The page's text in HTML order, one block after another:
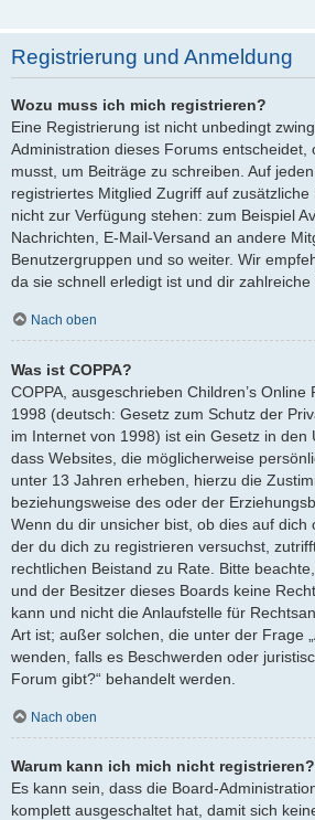
Registrierung und Anmeldung
Wozu muss ich mich registrieren?
Eine Registrierung ist nicht unbedingt
Administration dieses Forums entscheidet,
musst, um Beiträge zu schreiben. Auf
registriertes Mitglied Zugriff auf
nicht zur Verfügung stehen: zum Beispiel
Nachrichten, E-Mail-Versand an andere
Benutzergruppen und so weiter. Wir
da sie schnell erledigt ist und dir zahlreiche
Nach oben
Was ist COPPA?
COPPA, ausgeschrieben Children’s Online
1998 (deutsch: Gesetz zum Schutz der
im Internet von 1998) ist ein Gesetz in den
dass Websites, die möglicherweise
unter 13 Jahren erheben, hierzu die
beziehungsweise des oder der
Wenn du dir unsicher bist, ob dies auf dich
der du dich zu registrieren versuchst,
rechtlichen Beistand zu Rate. Bitte
und der Besitzer dieses Boards keine
kann und nicht die Anlaufstelle für
Art ist; außer solchen, die unter der Frage
wenden, falls es Beschwerden oder
Forum gibt?“ behandelt werden.
Nach oben
Warum kann ich mich nicht registrieren?
Es kann sein, dass die Board-
komplett ausgeschaltet hat, damit sich